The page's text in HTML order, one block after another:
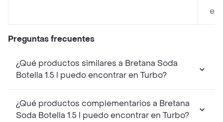
en
Preguntas frecuentes
¿Qué productos similares a Bretana Soda
Botella 1.5 l puedo encontrar en Turbo?
¿Qué productos complementarios a Bretana
Soda Botella 1.5 l puedo encontrar en Turbo?